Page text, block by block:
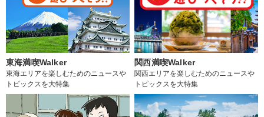
東海満喫Walker
東海エリアを楽しむためのニュースや
トピックスを大特集
関西満喫Walker
関西エリアを楽しむためのニュースや
トピックスを大特集